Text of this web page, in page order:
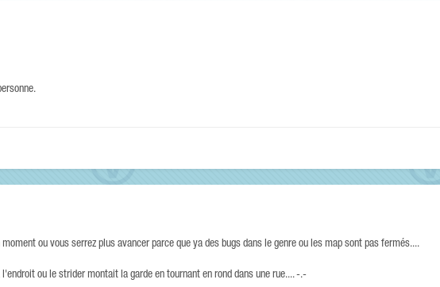
ou vous serrez plus avancer parce que ya des bugs dans le genre ou les map sont pas fermés....
ou le strider montait la garde en tournant en rond dans une rue.... -.-